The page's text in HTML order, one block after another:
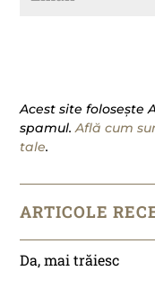
Acest site folosește
spamul.Află cum
tale.
ARTICOLE
Da, mai trăiesc